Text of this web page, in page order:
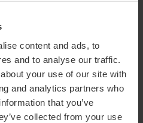
content and ads, to
and to analyse our traffic.
your use of our site with
and analytics partners who
that you’ve
collected from your use
un